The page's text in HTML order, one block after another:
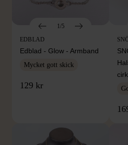
1/5
EDBLAD
Edblad - Glow - Armband
Mycket gott skick
129 kr